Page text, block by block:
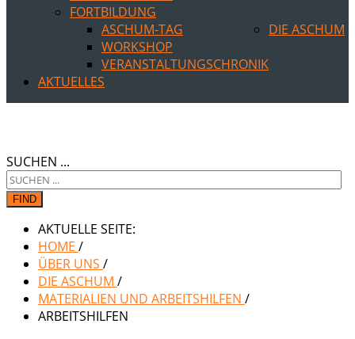
FORTBILDUNG
ASCHUM-TAG
WORKSHOP
VERANSTALTUNGSCHRONIK
DIE ASCHUM
AKTUELLES
SUCHEN ...
FIND
AKTUELLE SEITE:
HOME /
ÜBER UNS /
DIE ASCHUM /
MATERIALIEN UND ARBEITSHILFEN /
ARBEITSHILFEN